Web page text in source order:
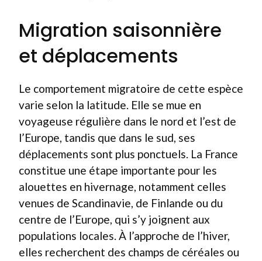
Migration saisonnière
et déplacements
Le comportement migratoire de cette espèce
varie selon la latitude. Elle se mue en
voyageuse régulière dans le nord et l’est de
l’Europe, tandis que dans le sud, ses
déplacements sont plus ponctuels. La France
constitue une étape importante pour les
alouettes en hivernage, notamment celles
venues de Scandinavie, de Finlande ou du
centre de l’Europe, qui s’y joignent aux
populations locales. À l’approche de l’hiver,
elles recherchent des champs de céréales ou